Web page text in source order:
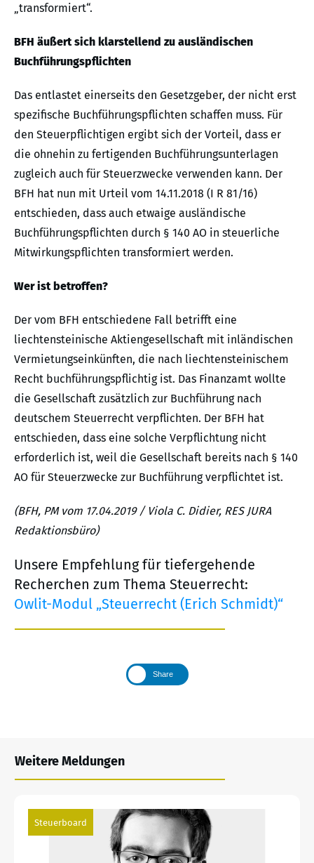
„transformiert“.
BFH äußert sich klarstellend zu ausländischen
Buchführungspflichten
Das entlastet einerseits den Gesetzgeber, der nicht erst
spezifische Buchführungspflichten schaffen muss. Für
den Steuerpflichtigen ergibt sich der Vorteil, dass er
die ohnehin zu fertigenden Buchführungsunterlagen
zugleich auch für Steuerzwecke verwenden kann. Der
BFH hat nun mit Urteil vom 14.11.2018 (I R 81/16)
entschieden, dass auch etwaige ausländische
Buchführungspflichten durch § 140 AO in steuerliche
Mitwirkungspflichten transformiert werden.
Wer ist betroffen?
Der vom BFH entschiedene Fall betrifft eine
liechtensteinische Aktiengesellschaft mit inländischen
Vermietungseinkünften, die nach liechtensteinischem
Recht buchführungspflichtig ist. Das Finanzamt wollte
die Gesellschaft zusätzlich zur Buchführung nach
deutschem Steuerrecht verpflichten. Der BFH hat
entschieden, dass eine solche Verpflichtung nicht
erforderlich ist, weil die Gesellschaft bereits nach § 140
AO für Steuerzwecke zur Buchführung verpflichtet ist.
(BFH, PM vom 17.04.2019 / Viola C. Didier, RES JURA
Redaktionsbüro)
Unsere Empfehlung für tiefergehende
Recherchen zum Thema Steuerrecht:
Owlit-Modul „Steuerrecht (Erich Schmidt)“
Share
Weitere Meldungen
Steuerboard